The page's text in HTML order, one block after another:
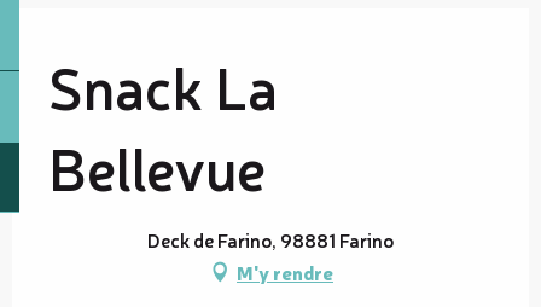
Snack La
Bellevue
Deck de Farino, 98881 Farino
M'y rendre